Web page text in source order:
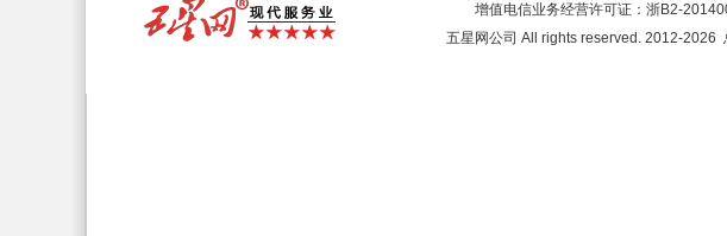
增值电信业务经营许可证： 浙B2-
五星网公司 All rights reserved. 2012-